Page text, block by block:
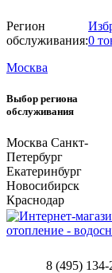
Регион
обслуживания:
Москва
Выбор региона
обслуживания
Москва Санкт-
Петербург
Екатеринбург
Новосибирск
Краснодар
0
отопление -
8 (495) 134-